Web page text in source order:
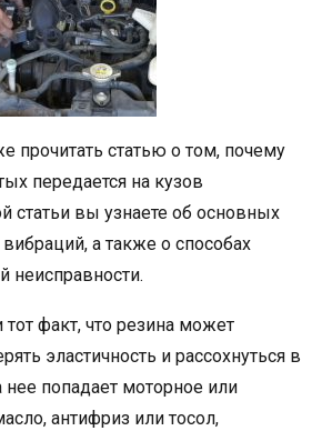
прочитать статью о том, почему
передается на кузов
статьи вы узнаете об основных
а также о способах
неисправности.
факт, что резина может
эластичность и рассохнуться в
нее попадает моторное или
антифриз или тосол,